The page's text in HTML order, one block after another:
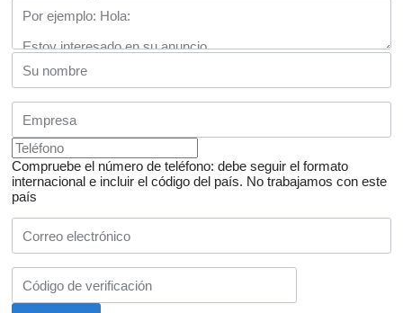
Compruebe el número de teléfono: debe seguir el formato
internacional e incluir el código del país. No trabajamos con este
país